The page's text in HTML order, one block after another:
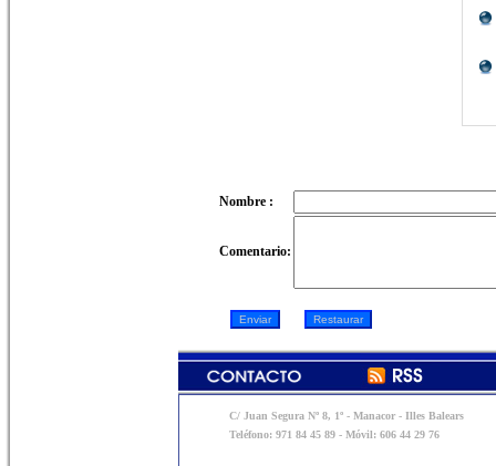
Nombre :
Comentario:
C/ Juan Segura Nº 8, 1º - Manacor - Illes Balears
Teléfono: 971 84 45 89 - Móvil: 606 44 29 76